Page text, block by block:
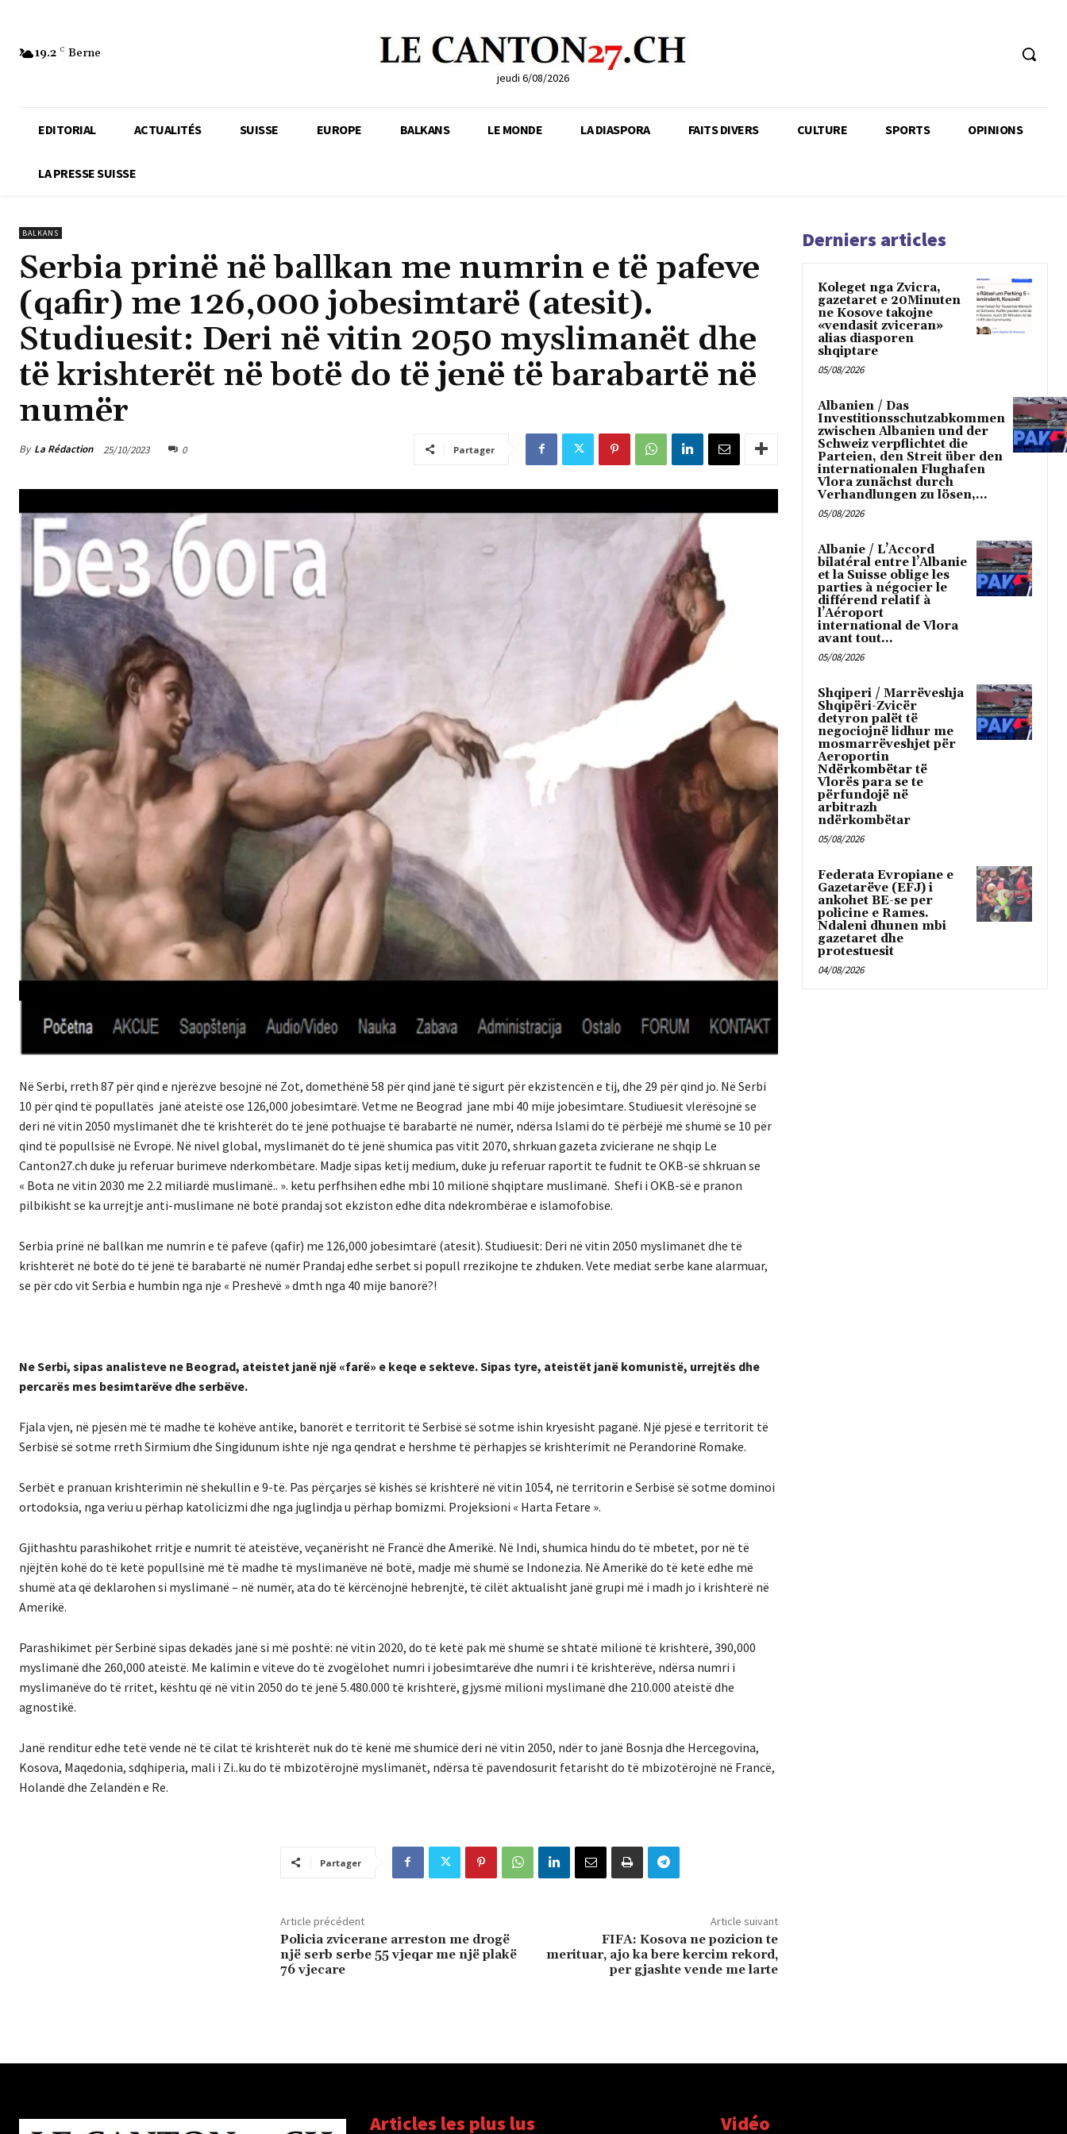
19.2 C Berne
jeudi 6/08/2026
EDITORIAL ACTUALITÉS SUISSE EUROPE BALKANS LE MONDE LA DIASPORA FAITS DIVERS CULTURE SPORTS OPINIONS
LA PRESSE SUISSE
BALKANS
Serbia prinë në ballkan me numrin e të pafeve
(qafir) me 126,000 jobesimtarë (atesit).
Studiuesit: Deri në vitin 2050 myslimanët dhe
të krishterët në botë do të jenë të barabartë në
numër
By La Rédaction 25/10/2023 0 Partager
Në Serbi, rreth 87 për qind e njerëzve besojnë në Zot, domethënë 58 për qind janë të sigurt për ekzistencën e tij, dhe 29 për qind jo. Në Serbi
10 për qind të popullatës janë ateistë ose 126,000 jobesimtarë. Vetme ne Beograd jane mbi 40 mije jobesimtare. Studiuesit vlerësojnë se
deri në vitin 2050 myslimanët dhe të krishterët do të jenë pothuajse të barabartë në numër, ndërsa Islami do të përbëjë më shumë se 10 për
qind të popullsisë në Evropë. Në nivel global, myslimanët do të jenë shumica pas vitit 2070, shrkuan gazeta zvicierane ne shqip Le
Canton27.ch duke ju referuar burimeve nderkombëtare. Madje sipas ketij medium, duke ju referuar raportit te fudnit te OKB-së shkruan se
« Bota ne vitin 2030 me 2.2 miliardë muslimanë.. ». ketu perfhsihen edhe mbi 10 milionë shqiptare muslimanë. Shefi i OKB-së e pranon
pilbikisht se ka urrejtje anti-muslimane në botë prandaj sot ekziston edhe dita ndekrombërae e islamofobise.
Serbia prinë në ballkan me numrin e të pafeve (qafir) me 126,000 jobesimtarë (atesit). Studiuesit: Deri në vitin 2050 myslimanët dhe të
krishterët në botë do të jenë të barabartë në numër Prandaj edhe serbet si popull rrezikojne te zhduken. Vete mediat serbe kane alarmuar,
se për cdo vit Serbia e humbin nga nje « Preshevë » dmth nga 40 mije banorë?!
Ne Serbi, sipas analisteve ne Beograd, ateistet janë një «farë» e keqe e sekteve. Sipas tyre, ateistët janë komunistë, urrejtës dhe
percarës mes besimtarëve dhe serbëve.
Fjala vjen, në pjesën më të madhe të kohëve antike, banorët e territorit të Serbisë së sotme ishin kryesisht paganë. Një pjesë e territorit të
Serbisë së sotme rreth Sirmium dhe Singidunum ishte një nga qendrat e hershme të përhapjes së krishterimit në Perandorinë Romake.
Serbët e pranuan krishterimin në shekullin e 9-të. Pas përçarjes së kishës së krishterë në vitin 1054, në territorin e Serbisë së sotme dominoi
ortodoksia, nga veriu u përhap katolicizmi dhe nga juglindja u përhap bomizmi. Projeksioni « Harta Fetare ».
Gjithashtu parashikohet rritje e numrit të ateistëve, veçanërisht në Francë dhe Amerikë. Në Indi, shumica hindu do të mbetet, por në të
njëjtën kohë do të ketë popullsinë më të madhe të myslimanëve në botë, madje më shumë se Indonezia. Në Amerikë do të ketë edhe më
shumë ata që deklarohen si myslimanë – në numër, ata do të kërcënojnë hebrenjtë, të cilët aktualisht janë grupi më i madh jo i krishterë në
Amerikë.
Parashikimet për Serbinë sipas dekadës janë si më poshtë: në vitin 2020, do të ketë pak më shumë se shtatë milionë të krishterë, 390,000
myslimanë dhe 260,000 ateistë. Me kalimin e viteve do të zvogëlohet numri i jobesimtarëve dhe numri i të krishterëve, ndërsa numri i
myslimanëve do të rritet, kështu që në vitin 2050 do të jenë 5.480.000 të krishterë, gjysmë milioni myslimanë dhe 210.000 ateistë dhe
agnostikë.
Janë renditur edhe tetë vende në të cilat të krishterët nuk do të kenë më shumicë deri në vitin 2050, ndër to janë Bosnja dhe Hercegovina,
Kosova, Maqedonia, sdqhiperia, mali i Zi..ku do të mbizotërojnë myslimanët, ndërsa të pavendosurit fetarisht do të mbizotërojnë në Francë,
Holandë dhe Zelandën e Re.
Partager
Article précédent
Policia zvicerane arreston me drogë
një serb serbe 55 vjeqar me një plakë
76 vjecare
Article suivant
FIFA: Kosova ne pozicion te
merituar, ajo ka bere kercim rekord,
per gjashte vende me larte
Derniers articles
Koleget nga Zvicra,
gazetaret e 20Minuten
ne Kosove takojne
«vendasit zviceran»
alias diasporen
shqiptare
05/08/2026
Albanien / Das
Investitionsschutzabkommen
zwischen Albanien und der
Schweiz verpflichtet die
Parteien, den Streit über den
internationalen Flughafen
Vlora zunächst durch
Verhandlungen zu lösen,...
05/08/2026
Albanie / L’Accord
bilatéral entre l’Albanie
et la Suisse oblige les
parties à négocier le
différend relatif à
l’Aéroport
international de Vlora
avant tout...
05/08/2026
Shqiperi / Marrëveshja
Shqipëri-Zvicër
detyron palët të
negociojnë lidhur me
mosmarrëveshjet për
Aeroportin
Ndërkombëtar të
Vlorës para se te
përfundojë në
arbitrazh
ndërkombëtar
05/08/2026
Federata Evropiane e
Gazetarëve (EFJ) i
ankohet BE-se per
policine e Rames.
Ndaleni dhunen mbi
gazetaret dhe
protestuesit
04/08/2026
Articles les plus lus Vidéo